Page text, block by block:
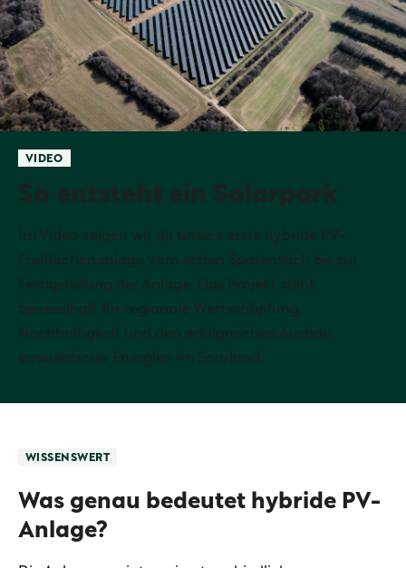
VIDEO
So entsteht ein Solarpark
Im Video zeigen wir dir unsere erste hybride PV-
Freiflächenanlage vom ersten Spatenstich bis zur
Fertigstellung der Anlage. Das Projekt steht
beispielhaft für regionale Wertschöpfung,
Nachhaltigkeit und den erfolgreichen Ausbau
erneuerbarer Energien im Saarland.
WISSENSWERT
Was genau bedeutet hybride PV-
Anlage?